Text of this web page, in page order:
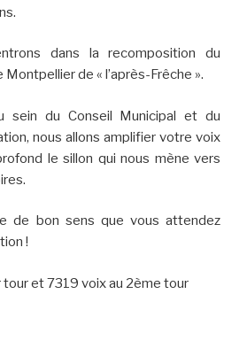
dans la recomposition du
de « l’après-Frêche ».
sein du Conseil Municipal et du
nous allons amplifier votre voix
le sillon qui nous mène vers
de bon sens que vous attendez
!
tour et 7319 voix au 2ème tour